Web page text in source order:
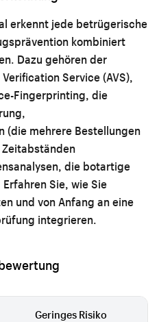
erkennt jede betrügerische
kombiniert
Dazu gehören der
Service (AVS),
Fingerprinting, die
(die mehrere Bestellungen
die botartige
Sie, wie Sie
und von Anfang an eine
integrieren.
Geringes Risiko